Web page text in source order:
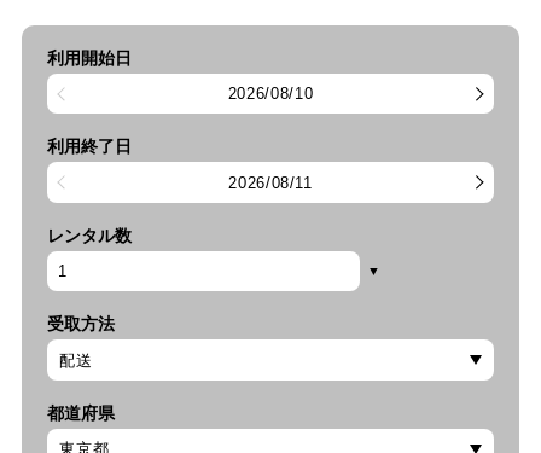
利用開始日
2026/08/10
利用終了日
2026/08/11
レンタル数
受取方法
都道府県